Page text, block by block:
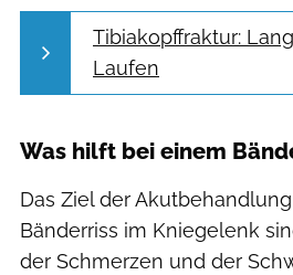
Tibiakopffraktur:
Laufen
Was hilft bei einem
Das Ziel der
Bänderriss im Kniegelenk
der Schmerzen und der